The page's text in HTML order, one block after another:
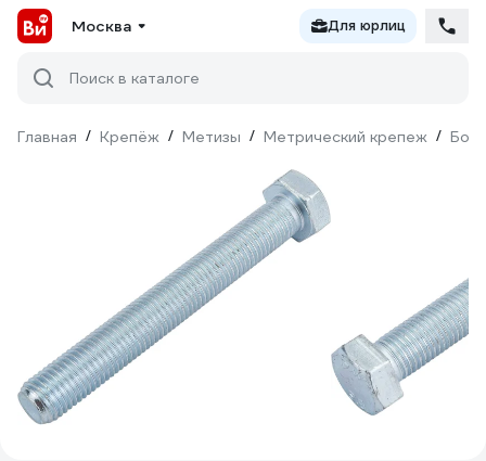
Москва Для юрлиц
Поиск в каталоге
Главная / Крепёж / Метизы / Метрический крепеж /